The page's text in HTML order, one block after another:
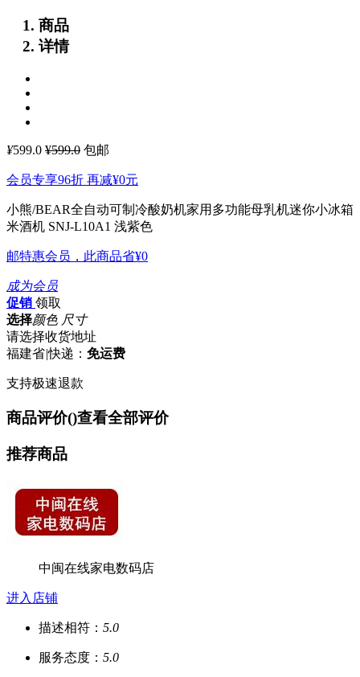
商品
详情
¥599.0 ¥599.0 包邮
会员专享96折 再减¥0元
小熊/BEAR全自动可制冷酸奶机家用多功能母乳机迷你小冰箱
米酒机 SNJ-L10A1 浅紫色
邮特惠会员，此商品省¥0
成为会员
促销 领取
选择颜色 尺寸
请选择收货地址
福建省|快递： 免运费
支持极速退款
商品评价()查看全部评价
推荐商品
中闽在线家电数码店
进入店铺
描述相符： 5.0
服务态度： 5.0